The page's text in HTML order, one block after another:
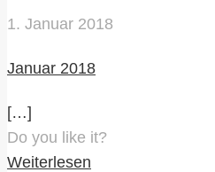
1. Januar 2018
Januar 2018
[…]
Do you like it?
Weiterlesen